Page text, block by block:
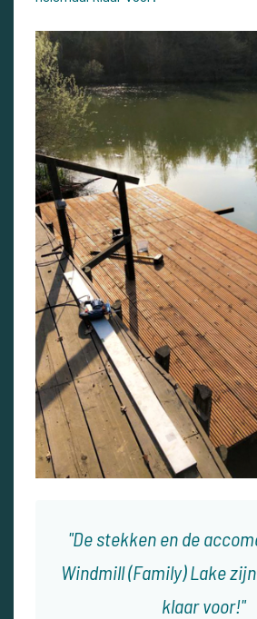
De stekken en de
Windmill (Family) Lake
klaar voor!